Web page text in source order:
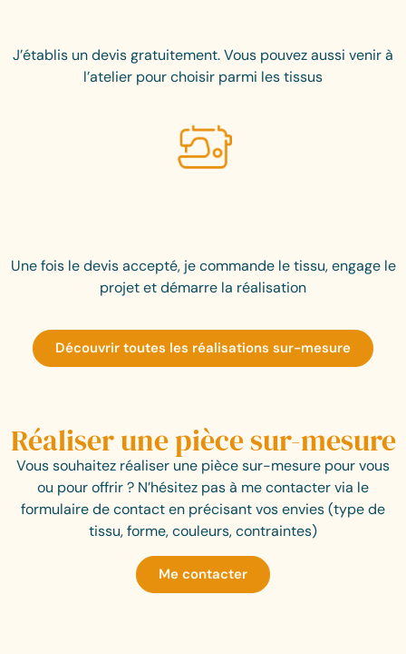
J’établis un devis gratuitement. Vous pouvez aussi venir à
l’atelier pour choisir parmi les tissus
Une fois le devis accepté, je commande le tissu, engage le
projet et démarre la réalisation
Découvrir toutes les réalisations sur-mesure
Réaliser une pièce sur-mesure
Vous souhaitez réaliser une pièce sur-mesure pour vous
ou pour offrir ? N’hésitez pas à me contacter via le
formulaire de contact en précisant vos envies (type de
tissu, forme, couleurs, contraintes)
Me contacter